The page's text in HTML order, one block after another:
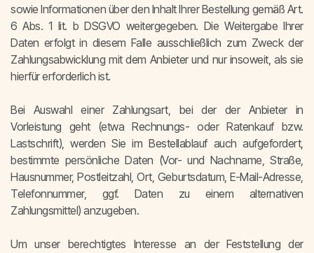
sowie Informationen über den Inhalt Ihrer Bestellung gemäß Art.
6 Abs. 1 lit. b DSGVO weitergegeben. Die Weitergabe Ihrer
Daten erfolgt in diesem Falle ausschließlich zum Zweck der
Zahlungsabwicklung mit dem Anbieter und nur insoweit, als sie
hierfür erforderlich ist.
Bei Auswahl einer Zahlungsart, bei der der Anbieter in
Vorleistung geht (etwa Rechnungs- oder Ratenkauf bzw.
Lastschrift), werden Sie im Bestellablauf auch aufgefordert,
bestimmte persönliche Daten (Vor- und Nachname, Straße,
Hausnummer, Postleitzahl, Ort, Geburtsdatum, E-Mail-Adresse,
Telefonnummer, ggf. Daten zu einem alternativen
Zahlungsmittel) anzugeben.
Um unser berechtigtes Interesse an der Feststellung der